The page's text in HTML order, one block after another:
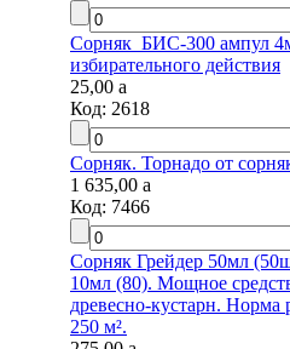
Сорняк_БИС-300 ампул
избирательного действия
25,00a
Код:2618
Сорняк. Торнадо от
1 635,00a
Код:7466
Сорняк Грейдер 50мл
10мл (80). Мощное
древесно-кустарн. Норма
250 м².